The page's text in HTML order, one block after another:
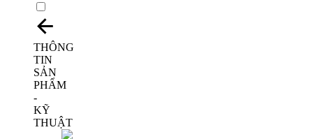
THÔNG
TIN
SẢN
PHẨM
-
KỸ
THUẬT